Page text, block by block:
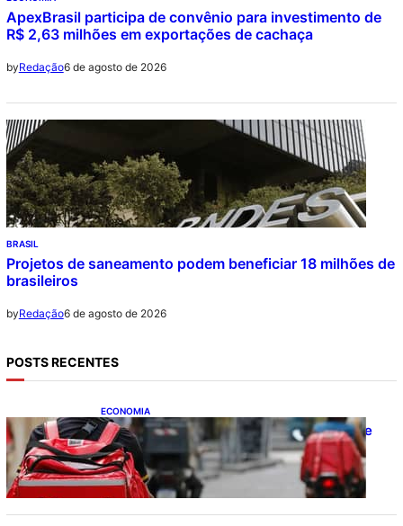
ApexBrasil participa de convênio para investimento de
R$ 2,63 milhões em exportações de cachaça
byRedação6 de agosto de 2026
BRASIL
Projetos de saneamento podem beneficiar 18 milhões de
brasileiros
byRedação6 de agosto de 2026
POSTS RECENTES
ECONOMIA
CAIXA e iFood facilitam financiamento de
motos e bicicletas elétricas para
entregadores